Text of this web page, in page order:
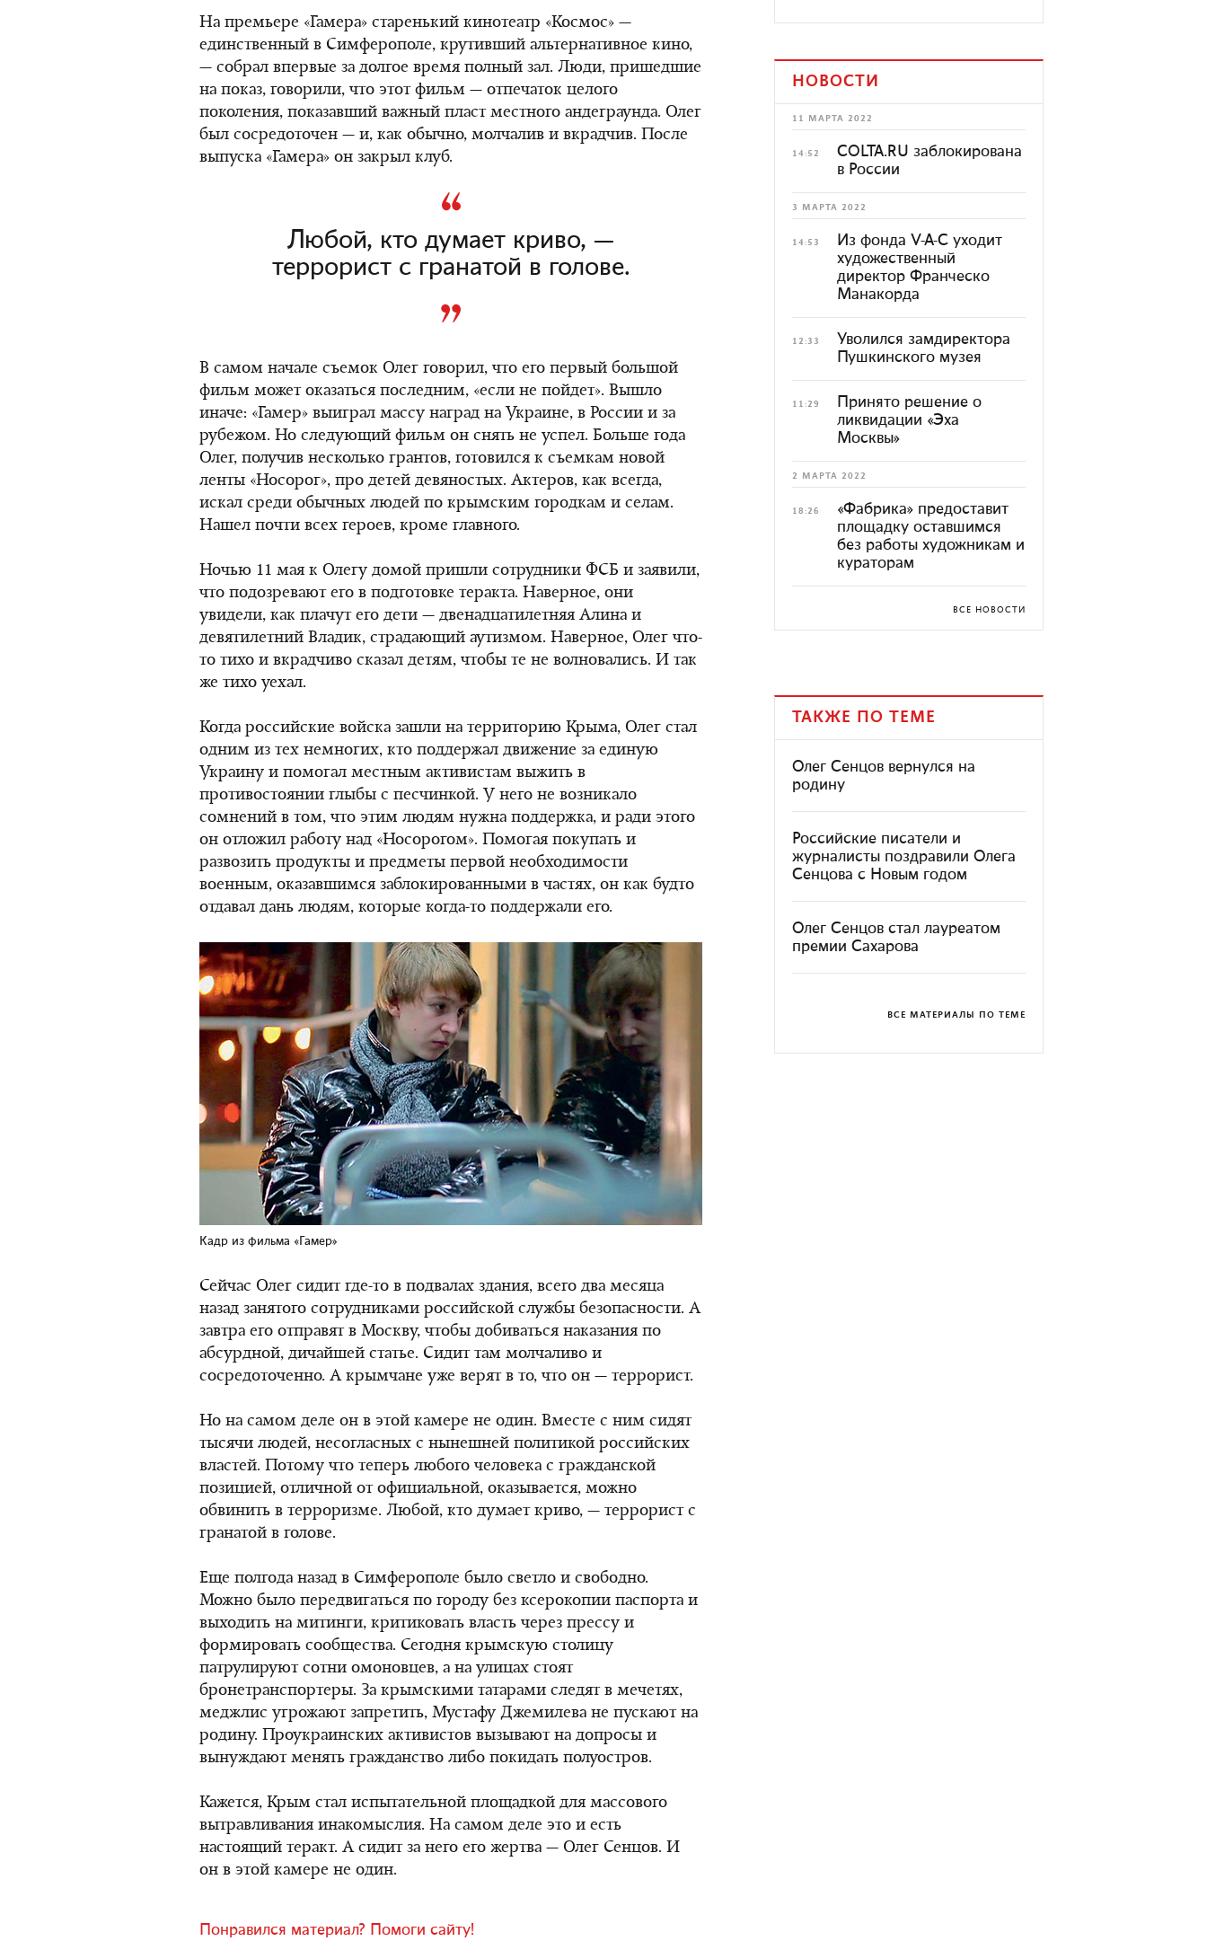
На премьере «Гамера» старенький кинотеатр «Космос» —
единственный в Симферополе, крутивший альтернативное кино,
— собрал впервые за долгое время полный зал. Люди, пришедшие
на показ, говорили, что этот фильм — отпечаток целого
поколения, показавший важный пласт местного андеграунда. Олег
был сосредоточен — и, как обычно, молчалив и вкрадчив. После
выпуска «Гамера» он закрыл клуб.
Любой, кто думает криво, —
террорист с гранатой в голове.
В самом начале съемок Олег говорил, что его первый большой
фильм может оказаться последним, «если не пойдет». Вышло
иначе: «Гамер» выиграл массу наград на Украине, в России и за
рубежом. Но следующий фильм он снять не успел. Больше года
Олег, получив несколько грантов, готовился к съемкам новой
ленты «Носорог», про детей девяностых. Актеров, как всегда,
искал среди обычных людей по крымским городкам и селам.
Нашел почти всех героев, кроме главного.
Ночью 11 мая к Олегу домой пришли сотрудники ФСБ и заявили,
что подозревают его в подготовке теракта. Наверное, они
увидели, как плачут его дети — двенадцатилетняя Алина и
девятилетний Владик, страдающий аутизмом. Наверное, Олег что-
то тихо и вкрадчиво сказал детям, чтобы те не волновались. И так
же тихо уехал.
Когда российские войска зашли на территорию Крыма, Олег стал
одним из тех немногих, кто поддержал движение за единую
Украину и помогал местным активистам выжить в
противостоянии глыбы с песчинкой. У него не возникало
сомнений в том, что этим людям нужна поддержка, и ради этого
он отложил работу над «Носорогом». Помогая покупать и
развозить продукты и предметы первой необходимости
военным, оказавшимся заблокированными в частях, он как будто
отдавал дань людям, которые когда-то поддержали его.
Кадр из фильма «Гамер»
Сейчас Олег сидит где-то в подвалах здания, всего два месяца
назад занятого сотрудниками российской службы безопасности. А
завтра его отправят в Москву, чтобы добиваться наказания по
абсурдной, дичайшей статье. Сидит там молчаливо и
сосредоточенно. А крымчане уже верят в то, что он — террорист.
Но на самом деле он в этой камере не один. Вместе с ним сидят
тысячи людей, несогласных с нынешней политикой российских
властей. Потому что теперь любого человека с гражданской
позицией, отличной от официальной, оказывается, можно
обвинить в терроризме. Любой, кто думает криво, — террорист с
гранатой в голове.
Еще полгода назад в Симферополе было светло и свободно.
Можно было передвигаться по городу без ксерокопии паспорта и
выходить на митинги, критиковать власть через прессу и
формировать сообщества. Сегодня крымскую столицу
патрулируют сотни омоновцев, а на улицах стоят
бронетранспортеры. За крымскими татарами следят в мечетях,
меджлис угрожают запретить, Мустафу Джемилева не пускают на
родину. Проукраинских активистов вызывают на допросы и
вынуждают менять гражданство либо покидать полуостров.
Кажется, Крым стал испытательной площадкой для массового
вытравливания инакомыслия. На самом деле это и есть
настоящий теракт. А сидит за него его жертва — Олег Сенцов. И
он в этой камере не один.
Понравился материал? Помоги сайту!
НОВОСТИ
11 МАРТА 2022
14:52
COLTA.RU заблокирована
в России
3 МАРТА 2022
14:53
Из фонда V-A-C уходит
художественный
директор Франческо
Манакорда
12:33
Уволился замдиректора
Пушкинского музея
11:29
Принято решение о
ликвидации «Эха
Москвы»
2 МАРТА 2022
18:26
«Фабрика» предоставит
площадку оставшимся
без работы художникам и
кураторам
ВСЕ НОВОСТИ
ТАКЖЕ ПО ТЕМЕ
Олег Сенцов вернулся на
родину
Российские писатели и
журналисты поздравили Олега
Сенцова с Новым годом
Олег Сенцов стал лауреатом
премии Сахарова
ВСЕ МАТЕРИАЛЫ ПО ТЕМЕ